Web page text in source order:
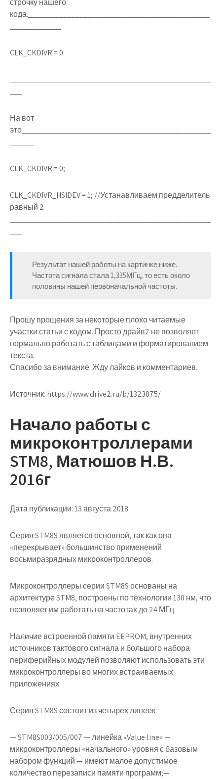
строчку нашего
кода.______________________________________________
CLK_CKDIVR = 0
На вот
это________________________________________________
CLK_CKDIVR = 0;
CLK_CKDIVR_HSIDEV = 1; //Устанавливаем предделитель
равный 2
Результат нашей работы на картинке ниже.
Частота сигнала стала 1,335МГц, то есть около
половины нашей первоначальной частоты.
Прошу прощения за некоторые плохо читаемые
участки статьи с кодом. Просто драйв2 не позволяет
нормально работать с таблицами и форматированием
текста.
Спасибо за внимание. Жду лайков и комментариев.
Источник: https://www.drive2.ru/b/1323875/
Начало работы с
микроконтроллерами
STM8, Матюшов Н.В.
2016г
Дата публикации: 13 августа 2018.
Серия STM8S является основной, так как она
«перекрывает» большинство применений
восьмиразрядных микроконтроллеров.
Микроконтроллеры серии STM8S основаны на
архитектуре STM8, построены по технологии 130 нм, что
позволяет им работать на частотах до 24 МГц.
Наличие встроенной памяти EEPROM, внутренних
источников тактового сигнала и большого набора
периферийных модулей позволяют использовать эти
микроконтроллеры во многих встраиваемых
приложениях.
Серия STM8S состоит из четырех линеек:
— STM8S003/005/007 — линейка «Value line» —
микроконтроллеры «начального» уровня с базовым
набором функций — имеют малое допустимое
количество перезаписи памяти программ;—